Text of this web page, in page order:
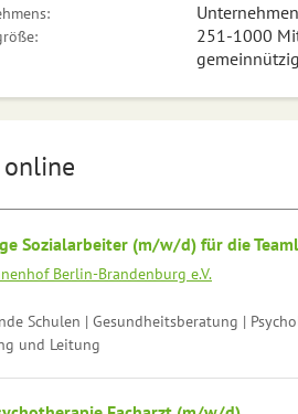
Unternehmen
251-1000
online
Sozialarbeiter (m/w/d) für die
Berlin-Brandenburg e.V.
Schulen | Gesundheitsberatung |
und Leitung